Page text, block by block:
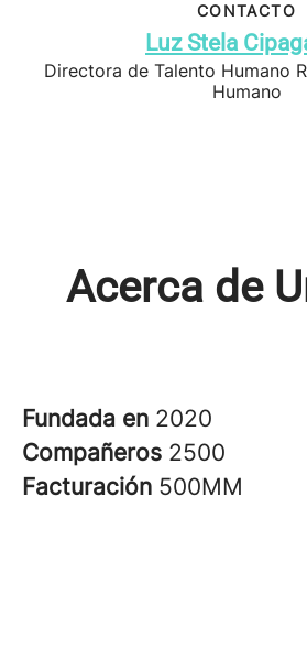
CONTACTO
Luz Stela
Directora de Talento Humano
Humano
Acerca de
Fundada en 2020
Compañeros 2500
Facturación 500MM